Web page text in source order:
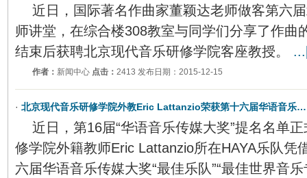
近日，国际著名作曲家董颖达老师做客第六
师讲堂，在综合楼308教室与同学们分享了作曲
结束后获聘北京现代音乐研修学院客座教授。
作者： 新闻中心 点击： 2413 发布日期：2015-12-15
· 北京现代音乐研修学院外教Eric Lattanzio荣获第十六届华语音乐…
近日，第16届“华语音乐传媒大奖”提名名单
修学院外籍教师Eric Lattanzio所在HAYA乐队凭
六届华语音乐传媒大奖“最佳乐队”“最佳世界音